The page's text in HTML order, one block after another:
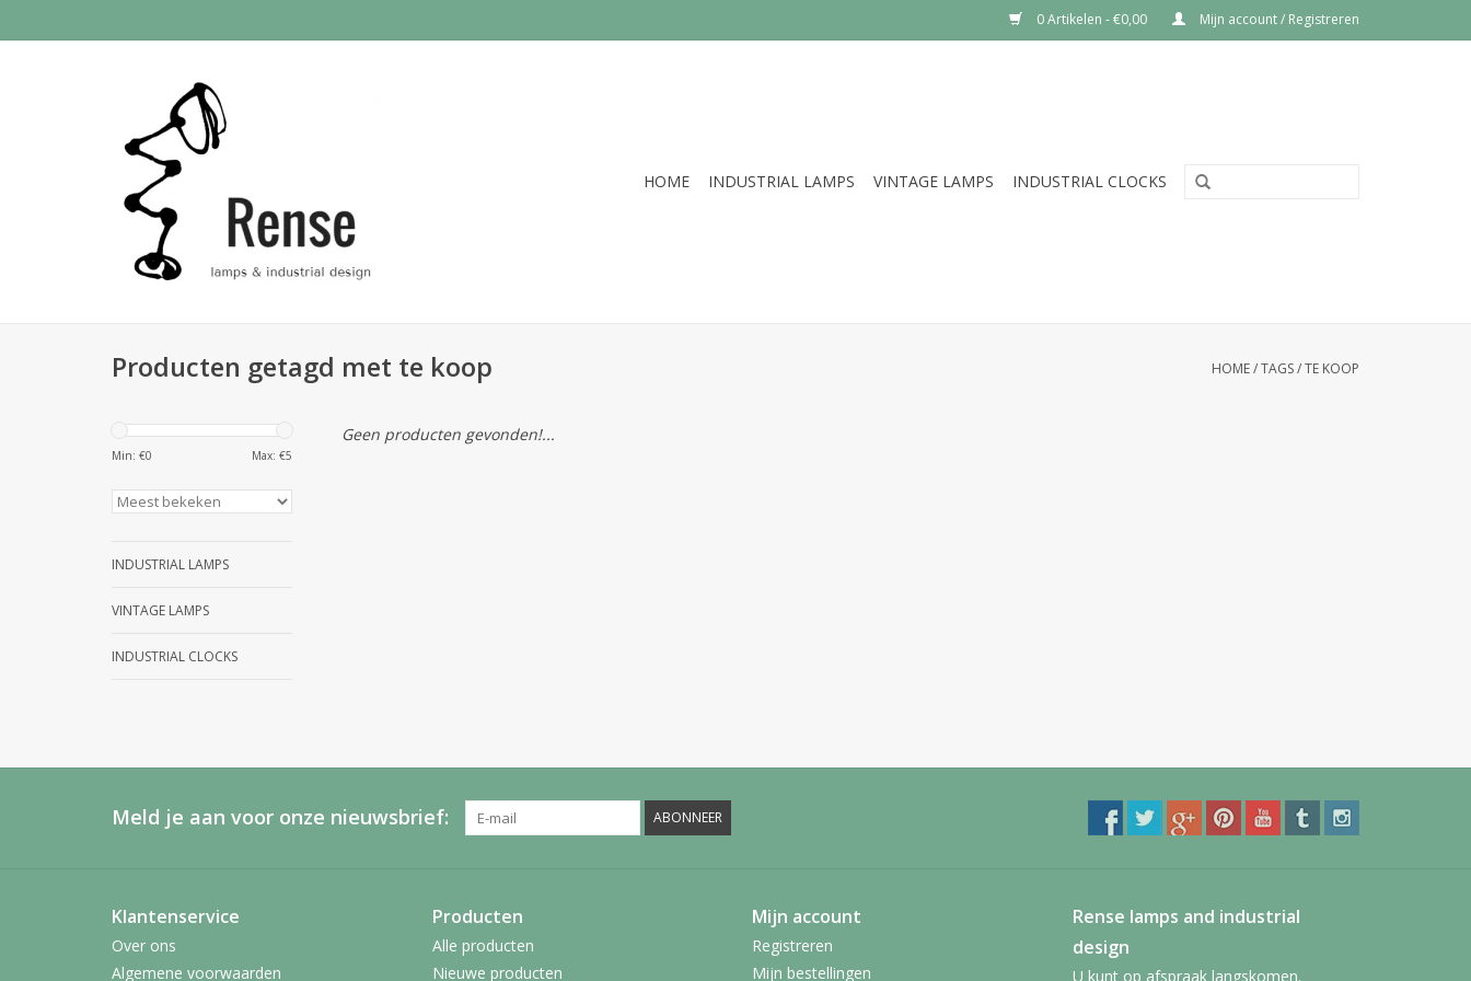
0 Artikelen - €0,00 Mijn account / Registreren
HOME INDUSTRIAL LAMPS VINTAGE LAMPS INDUSTRIAL CLOCKS
Producten getagd met te koop HOME/TAGS/TE KOOP
Min: €0 Max: €5
INDUSTRIAL LAMPS
VINTAGE LAMPS
INDUSTRIAL CLOCKS
Geen producten gevonden!...
Meld je aan voor onze nieuwsbrief: ABONNEER
Klantenservice
Over ons
Algemene voorwaarden
Producten
Alle producten
Nieuwe producten
Mijn account
Registreren
Mijn bestellingen
Rense lamps and industrial
design
U kunt op afspraak langskomen.